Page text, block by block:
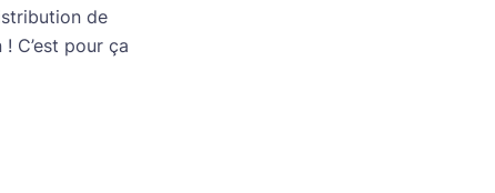
de
C’est pour ça